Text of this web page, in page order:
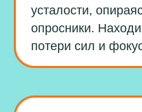
усталости,
опросники.
потери сил и